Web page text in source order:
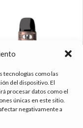
tecnologías como las
del dispositivo. El
procesar datos como el
únicas en este sitio.
negativamente a
TENET POD KIT